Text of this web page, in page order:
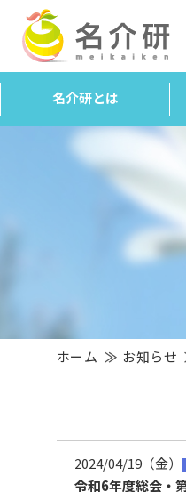
名介研とは
ホーム お知らせ
2024/04/19（金）
令和6年度総会・